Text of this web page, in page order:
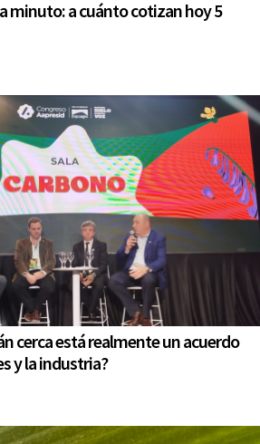
minuto: a cuánto cotizan hoy 5
cerca está realmente un acuerdo
y la industria?